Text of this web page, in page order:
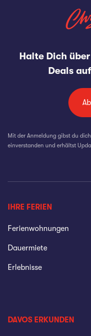
Halte Dich
Deals
Mit der Anmeldung gibst du
einverstanden und erhältst
IHRE FERIEN
Ferienwohnungen
Dauermiete
Erlebnisse
DAVOS ERKUNDEN